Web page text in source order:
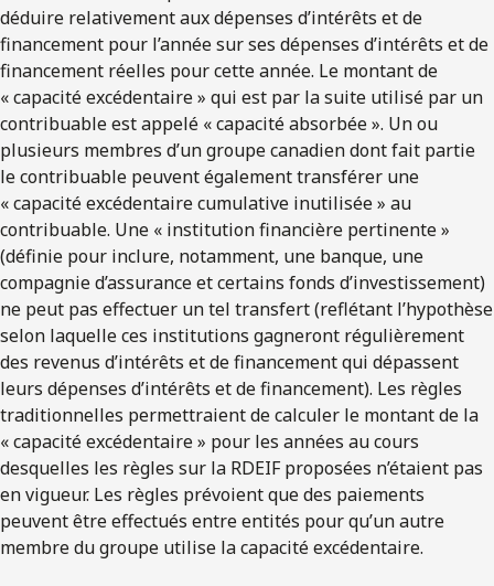
déduire relativement aux dépenses d’intérêts et de
financement pour l’année sur ses dépenses d’intérêts et de
financement réelles pour cette année. Le montant de
« capacité excédentaire » qui est par la suite utilisé par un
contribuable est appelé « capacité absorbée ». Un ou
plusieurs membres d’un groupe canadien dont fait partie
le contribuable peuvent également transférer une
« capacité excédentaire cumulative inutilisée » au
contribuable. Une « institution financière pertinente »
(définie pour inclure, notamment, une banque, une
compagnie d’assurance et certains fonds d’investissement)
ne peut pas effectuer un tel transfert (reflétant l’hypothèse
selon laquelle ces institutions gagneront régulièrement
des revenus d’intérêts et de financement qui dépassent
leurs dépenses d’intérêts et de financement). Les règles
traditionnelles permettraient de calculer le montant de la
« capacité excédentaire » pour les années au cours
desquelles les règles sur la RDEIF proposées n’étaient pas
en vigueur. Les règles prévoient que des paiements
peuvent être effectués entre entités pour qu’un autre
membre du groupe utilise la capacité excédentaire.